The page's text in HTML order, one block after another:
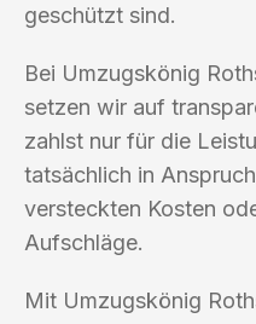
geschützt sind.
Bei Umzugskönig
setzen wir auf
zahlst nur für die
tatsächlich in
versteckten Kosten
Aufschläge.
Mit Umzugskönig